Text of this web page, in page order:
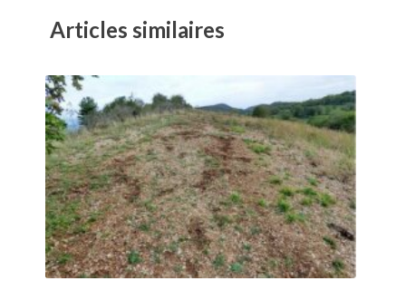
Articles similaires